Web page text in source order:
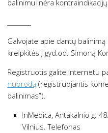
balinimui nėra
Galvojate apie dantų
kreipkitės į gyd.od. Simoną
Registruotis galite internetu
nuorodą (registruojantis
balinimas”).
InMedica, Antakalnio g.
Vilnius. Telefonas